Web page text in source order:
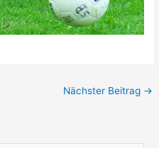
Nächster Beitrag →